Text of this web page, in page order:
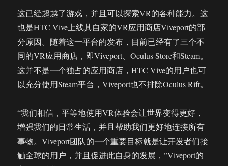
这已经超越了游戏，并且可以探索VR的各种能力。这
也是HTC Vive上线其自家的VR应用商店Viveport的部
分原因。随着这一平台的发布，目前已经有了三个不
同的VR应用商店，即Viveport、Oculus Store和Steam。
这并不是一个独占的应用商店，HTC Vive的用户也可
以充分使用Steam平台，Viveport也不排除Oculus Rift。
“我们相信，平等地使用VR体验会让世界变得更好，
增强我们的日常生活，并且帮助我们更好地连接所有
事物。Viveport团队的一个重要目标就是让开发者们接
触全球的用户，并且促进此自身的发展，”Viveport的